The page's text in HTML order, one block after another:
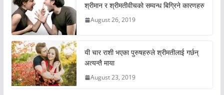
श्रीमान र श्रीमतीवीचको सम्वन्ध बिग्रिने कारणहरु
August 26, 2019
यी चार राशी भएका पुरुषहरुले श्रीमतीलाई गर्छन्
अत्यन्तै माया
August 23, 2019